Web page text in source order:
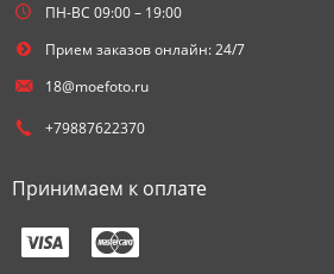
ПН-ВС 09:00 – 19:00
Прием заказов онлайн: 24/7
18@moefoto.ru
+79887622370
Принимаем к оплате